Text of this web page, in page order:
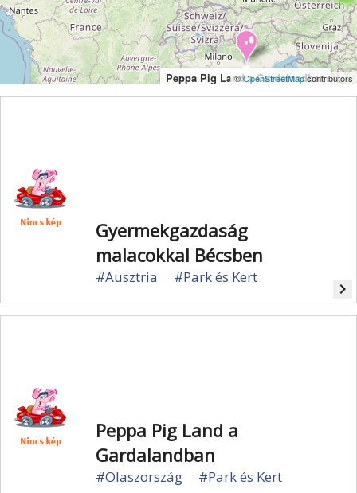
Peppa Pig Land a Gardalandban
©OpenStreetMapcontributors
Gyermekgazdaság
malacokkal Bécsben
#Ausztria #Park és Kert
navigate_next
Peppa Pig Land a
Gardalandban
#Olaszország #Park és Kert